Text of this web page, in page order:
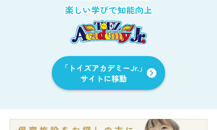
楽しい学びで知能向上
「トイズアカデミーJr.」
サイトに移動